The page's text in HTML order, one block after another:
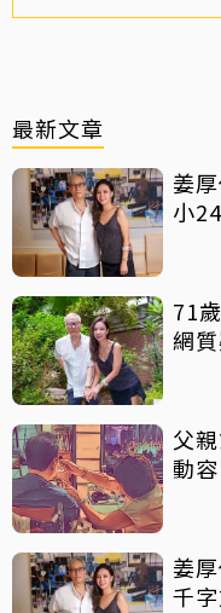
最新文章
姜
小
71
網
父
動
姜
千